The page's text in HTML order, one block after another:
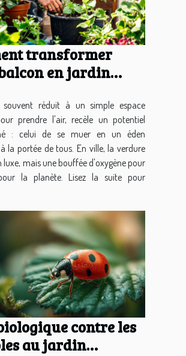
transformer
en jardin
souvent réduit à un simple espace
prendre l'air, recèle un potentiel
: celui de se muer en un éden
la portée de tous. En ville, la verdure
luxe, mais une bouffée d'oxygène pour
la planète. Lisez la suite pour
contre les
au jardin